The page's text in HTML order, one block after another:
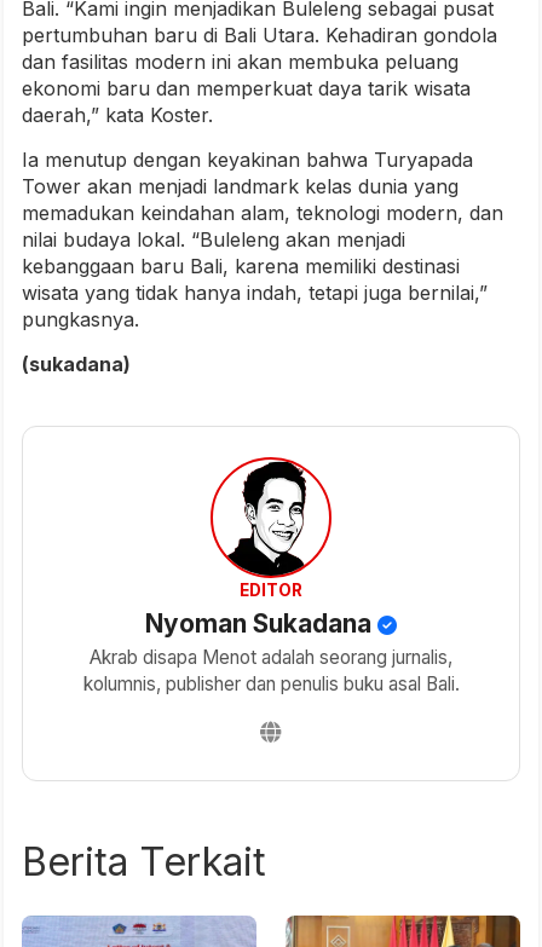
Bali. “Kami ingin menjadikan Buleleng sebagai pusat
pertumbuhan baru di Bali Utara. Kehadiran gondola
dan fasilitas modern ini akan membuka peluang
ekonomi baru dan memperkuat daya tarik wisata
daerah,” kata Koster.
Ia menutup dengan keyakinan bahwa Turyapada
Tower akan menjadi landmark kelas dunia yang
memadukan keindahan alam, teknologi modern, dan
nilai budaya lokal. “Buleleng akan menjadi
kebanggaan baru Bali, karena memiliki destinasi
wisata yang tidak hanya indah, tetapi juga bernilai,”
pungkasnya.
(sukadana)
EDITOR
Nyoman Sukadana
Akrab disapa Menot adalah seorang jurnalis,
kolumnis, publisher dan penulis buku asal Bali.
Berita Terkait